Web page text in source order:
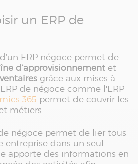
un ERP de
ERP négoce permet de
d’approvisionnement et
grâce aux mises à
de négoce comme l'ERP
365 permet de couvrir les
métiers.
négoce permet de lier tous
entreprise dans un seul
apporte des informations en